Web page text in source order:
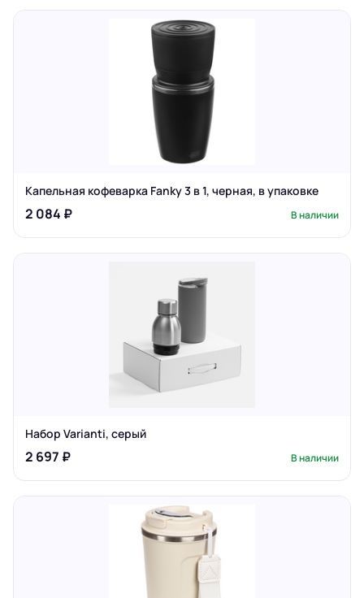
Капельная кофеварка Fanky 3 в 1, черная, в упаковке
2 084 ₽ В наличии
Набор Varianti, серый
2 697 ₽ В наличии